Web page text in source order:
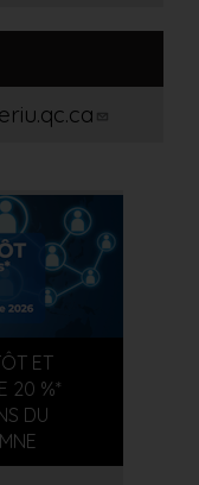
ET
20 %*
DU